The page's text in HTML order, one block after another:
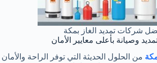
شركات تمديد الغاز بمكة
وصيانة بأعلى معايير الأمان
من الحلول الحديثة التي توفر الراحة والأمان